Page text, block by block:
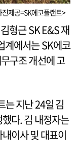
제공=SK에코플랜트>
형근 SK E&S 재
계에서는 SK에코
구조 개선에 고
는 지난 24일 김
다. 김 내정자는
이사 및 대표이